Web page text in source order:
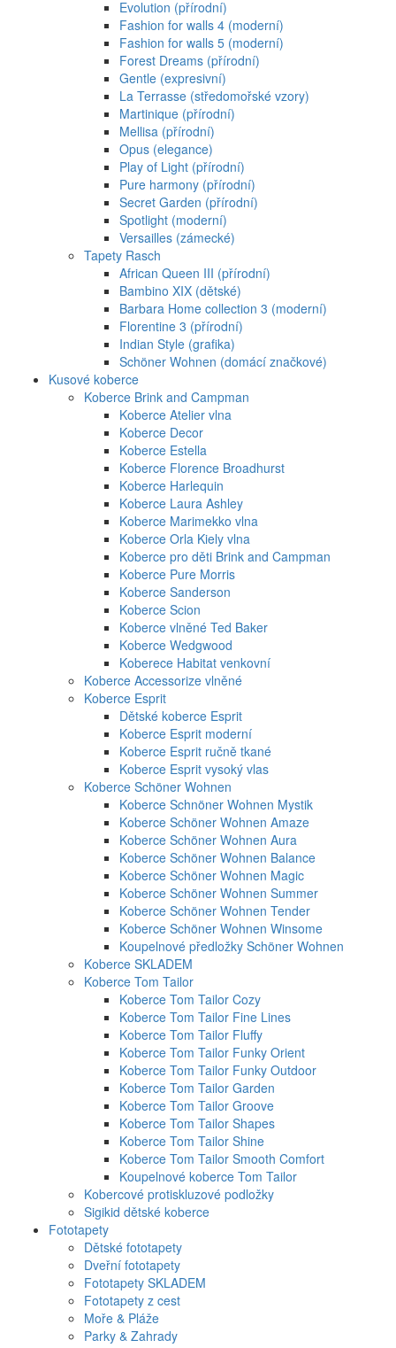
Evolution (přírodní)
Fashion for walls 4 (moderní)
Fashion for walls 5 (moderní)
Forest Dreams (přírodní)
Gentle (expresivní)
La Terrasse (středomořské vzory)
Martinique (přírodní)
Mellisa (přírodní)
Opus (elegance)
Play of Light (přírodní)
Pure harmony (přírodní)
Secret Garden (přírodní)
Spotlight (moderní)
Versailles (zámecké)
Tapety Rasch
African Queen III (přírodní)
Bambino XIX (dětské)
Barbara Home collection 3 (moderní)
Florentine 3 (přírodní)
Indian Style (grafika)
Schöner Wohnen (domácí značkové)
Kusové koberce
Koberce Brink and Campman
Koberce Atelier vlna
Koberce Decor
Koberce Estella
Koberce Florence Broadhurst
Koberce Harlequin
Koberce Laura Ashley
Koberce Marimekko vlna
Koberce Orla Kiely vlna
Koberce pro děti Brink and Campman
Koberce Pure Morris
Koberce Sanderson
Koberce Scion
Koberce vlněné Ted Baker
Koberce Wedgwood
Koberece Habitat venkovní
Koberce Accessorize vlněné
Koberce Esprit
Dětské koberce Esprit
Koberce Esprit moderní
Koberce Esprit ručně tkané
Koberce Esprit vysoký vlas
Koberce Schöner Wohnen
Koberce Schnöner Wohnen Mystik
Koberce Schöner Wohnen Amaze
Koberce Schöner Wohnen Aura
Koberce Schöner Wohnen Balance
Koberce Schöner Wohnen Magic
Koberce Schöner Wohnen Summer
Koberce Schöner Wohnen Tender
Koberce Schöner Wohnen Winsome
Koupelnové předložky Schöner Wohnen
Koberce SKLADEM
Koberce Tom Tailor
Koberce Tom Tailor Cozy
Koberce Tom Tailor Fine Lines
Koberce Tom Tailor Fluffy
Koberce Tom Tailor Funky Orient
Koberce Tom Tailor Funky Outdoor
Koberce Tom Tailor Garden
Koberce Tom Tailor Groove
Koberce Tom Tailor Shapes
Koberce Tom Tailor Shine
Koberce Tom Tailor Smooth Comfort
Koupelnové koberce Tom Tailor
Kobercové protiskluzové podložky
Sigikid dětské koberce
Fototapety
Dětské fototapety
Dveřní fototapety
Fototapety SKLADEM
Fototapety z cest
Moře & Pláže
Parky & Zahrady